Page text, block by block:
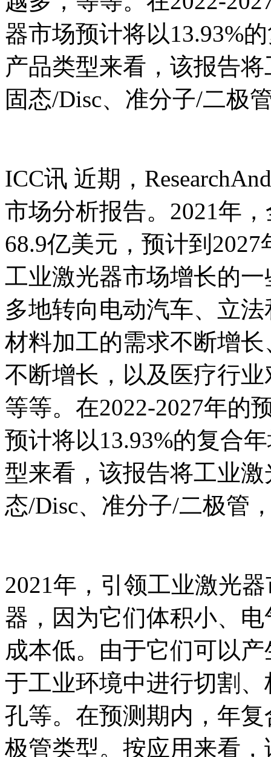
器市场预计将以13.93%
产品类型来看，该报告
固态/Disc、准分子/二极
ICC讯 近期，
市场分析报告。2021年
68.9亿美元，预计到
工业激光器市场增长的
多地转向电动汽车、立
材料加工的需求不断增
不断增长，以及医疗行
等等。在2022-2027年的
预计将以13.93%的复合
型来看，该报告将工业
态/Disc、准分子/二极管
2021年，引领工业激光
器，因为它们体积小、
成本低。由于它们可以
于工业环境中进行切割
孔等。在预测期内，年
极管类型。按应用来看